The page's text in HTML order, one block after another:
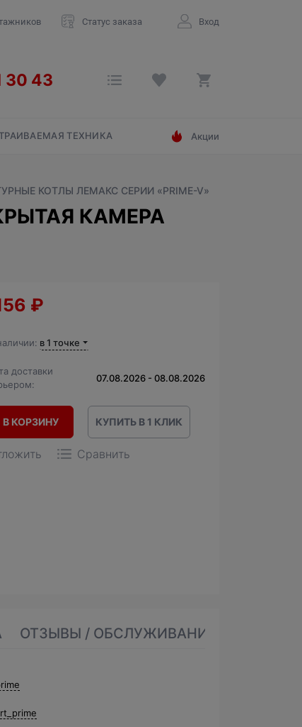
Статус заказа Вход
ТЕХНИКА Акции
КОТЛЫ ЛЕМАКС СЕРИИ «PRIME-V»
КАМЕРА
₽
в 1 точке
доставки
07.08.2026 - 08.08.2026
В КОРЗИНУ КУПИТЬ В 1 КЛИК
Сравнить
ОТЗЫВЫ / ОБСЛУЖИВАНИЕ